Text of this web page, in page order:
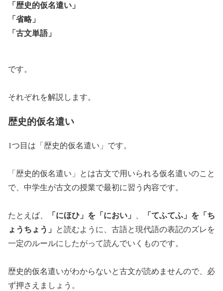
「歴史的仮名遣い」
「省略」
「古文単語」
です。
それぞれを解説します。
歴史的仮名遣い
1つ目は「歴史的仮名遣い」です。
「歴史的仮名遣い」とは古文で用いられる仮名遣いのこと
で、中学生が古文の授業で最初に習う内容です。
たとえば、 「にほひ」を「におい」 、
「てふてふ」を「ち
ょうちょう」 と読むように、古語と現代語の表記のズレを
一定のルールにしたがって読んでいくものです。
歴史的仮名遣いがわからないと古文が読めませんので、必
ず押さえましょう。